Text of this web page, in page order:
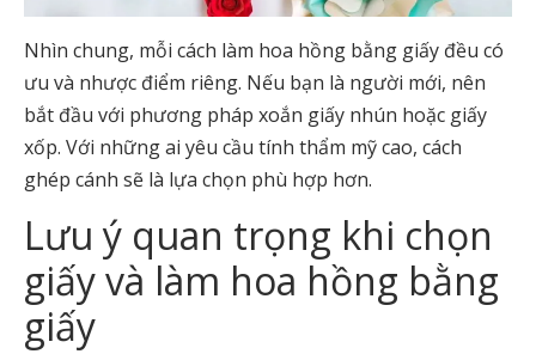
Nhìn chung, mỗi cách làm hoa hồng bằng giấy đều có
ưu và nhược điểm riêng. Nếu bạn là người mới, nên
bắt đầu với phương pháp xoắn giấy nhún hoặc giấy
xốp. Với những ai yêu cầu tính thẩm mỹ cao, cách
ghép cánh sẽ là lựa chọn phù hợp hơn.
Lưu ý quan trọng khi chọn
giấy và làm hoa hồng bằng
giấy